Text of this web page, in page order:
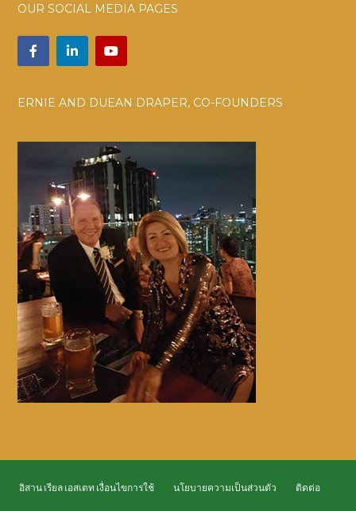
OUR SOCIAL MEDIA PAGES
ERNIE AND DUEAN DRAPER, CO-FOUNDERS
อิสาน เรียล เอสเตท เงื่อนไขการใช้ นโยบายความเป็นส่วนตัว ติดต่อ